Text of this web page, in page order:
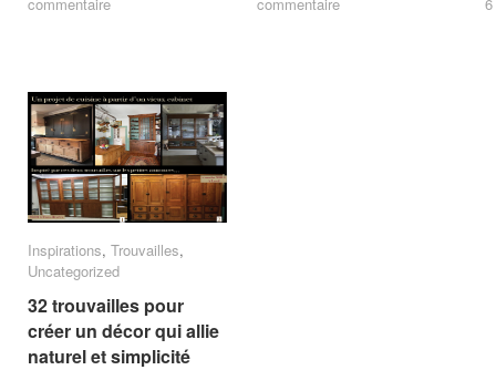
Inspirations, Trouvailles,
Uncategorized
32 trouvailles pour
créer un décor qui allie
naturel et simplicité
Inspirations Trouvailles
Uncategorized
32 trouvailles pour
créer un décor qui allie
naturel et simplicité